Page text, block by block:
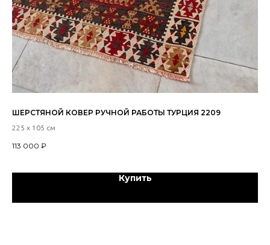
ШЕРСТЯНОЙ КОВЕР РУЧНОЙ РАБОТЫ ТУРЦИЯ 2209
225 х 105 см
113 000 ₽
Купить